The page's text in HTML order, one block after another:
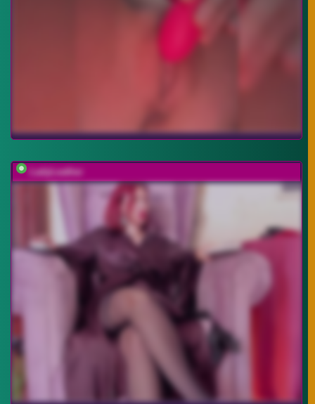
LadyLeather